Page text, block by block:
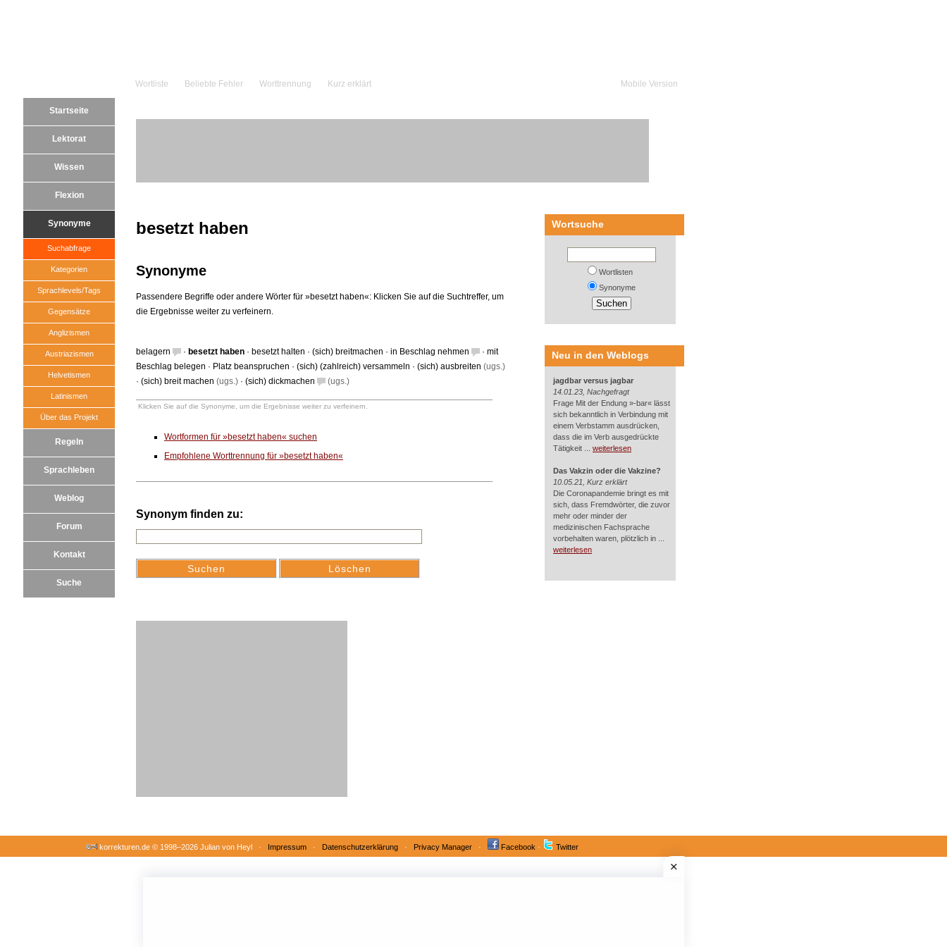
Wortliste Beliebte Fehler Worttrennung Kurz erklärt Mobile Version
Startseite
Lektorat
Wissen
Flexion
Synonyme
Suchabfrage
Kategorien
Sprachlevels/Tags
Gegensätze
Anglizismen
Austriazismen
Helvetismen
Latinismen
Über das Projekt
Regeln
Sprachleben
Weblog
Forum
Kontakt
Suche
besetzt haben
Synonyme
Passendere Begriffe oder andere Wörter für »besetzt haben«: Klicken Sie auf die Suchtreffer, um
die Ergebnisse weiter zu verfeinern.
belagern · besetzt haben · besetzt halten · (sich) breitmachen · in Beschlag nehmen · mit
Beschlag belegen · Platz beanspruchen · (sich) (zahlreich) versammeln · (sich) ausbreiten (ugs.)
· (sich) breit machen (ugs.) · (sich) dickmachen (ugs.)
Klicken Sie auf die Synonyme, um die Ergebnisse weiter zu verfeinern.
Wortformen für »besetzt haben« suchen
Empfohlene Worttrennung für »besetzt haben«
Synonym finden zu:
Wortsuche
Wortlisten
Synonyme
Neu in den Weblogs
jagdbar versus jagbar
14.01.23, Nachgefragt
Frage Mit der Endung »-bar« lässt
sich bekanntlich in Verbindung mit
einem Verbstamm ausdrücken,
dass die im Verb ausgedrückte
Tätigkeit ... weiterlesen
Das Vakzin oder die Vakzine?
10.05.21, Kurz erklärt
Die Coronapandemie bringt es mit
sich, dass Fremdwörter, die zuvor
mehr oder minder der
medizinischen Fachsprache
vorbehalten waren, plötzlich in ...
weiterlesen
korrekturen.de © 1998–2026 Julian von Heyl · Impressum · Datenschutzerklärung · Privacy Manager · Facebook · Twitter